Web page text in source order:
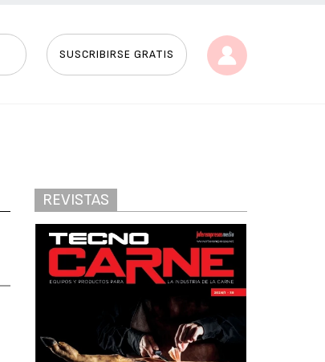
SUSCRIBIRSE GRATIS
REVISTAS